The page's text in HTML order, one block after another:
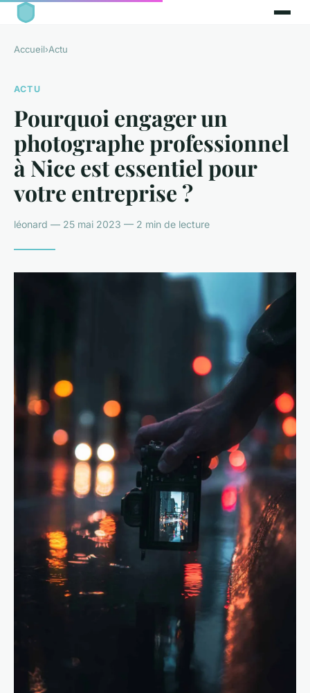
Accueil›Actu
ACTU
Pourquoi engager un
photographe professionnel
à Nice est essentiel pour
votre entreprise ?
léonard — 25 mai 2023 — 2 min de lecture